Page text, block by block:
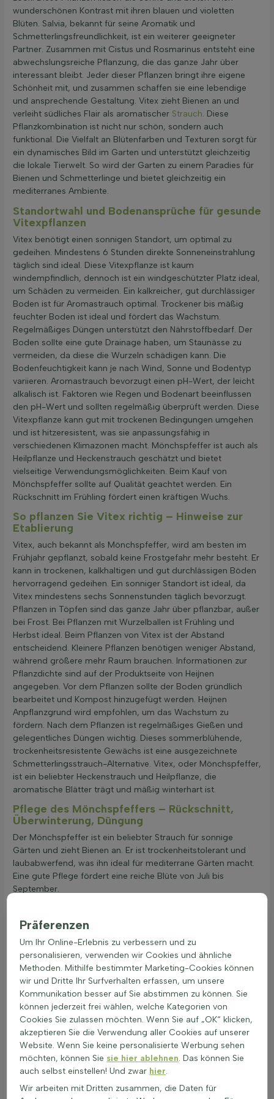
wunderschönen Kontrast mit ihren blauen und violetten
Blüten. Salvia, bekannt für seine Aromatik und
Schmetterlingsfreundlichkeit, ist ein weiterer geeigneter
Partner. Zusammen mit Cistus und Rosmarinus entsteht eine
abwechslungsreiche Pflanzung, die das ganze Jahr über
interessant bleibt. Jeder dieser Pflanzen bringt ihre eigene
Schönheit mit, und zusammen schaffen sie eine lebendige
und ansprechende Gestaltung. Vitex zieht Bienen an und
verleiht südliches Flair als aromatischer Strauch. Diese
Pflanzkombination ist nicht nur schön, sondern auch
funktional. Die Vielfalt an Blütenfarben und Texturen sorgt für
ein dynamisches Bild im Garten und unterstützt gleichzeitig
die lokale Tierwelt. So wird der Garten zu einem Paradies für
Bienen und Schmetterlinge und bietet gleichzeitig ein
mediterranes Ambiente.
Standortwahl und Bodenansprüche für gesunde
Vitexpflanzen
Vitex benötigt einen sonnigen Standort, um optimal zu
gedeihen. Mindestens 6 Stunden direkte Sonneneinstrahlung
täglich sind ideal. Diese Vitexpflanze ist kaum
windempfindlich, dennoch ist ein windgeschützter Platz ideal,
um Schäden zu vermeiden. Ein kalkreicher, gut durchlässiger
Boden ist für Aromastrauch optimal. Trockener bis mäßig
feuchter Boden ist ideal und fördert das Wachstum.
Regelmäßiges Düngen unterstützt den Nährstoffbedarf. Der
Boden sollte eine gute Drainage haben, um Staunässe zu
vermeiden, da diese die Wurzeln schädigen kann. Die
Bodenfeuchtigkeit kann je nach Wind, Sonne und Bodentyp
variieren. Aromastrauch bevorzugt einen pH-Wert, der leicht
alkalisch ist. Faktoren wie Regen und Bodenart beeinflussen
den pH-Wert und sollten regelmäßig überprüft werden. Diese
Vitexpflanze kann gut mit trockenen Bedingungen umgehen
und ist hitzeresistent, was sie anpassungsfähig in
verschiedenen Klimazonen macht. Mönchspfeffer ist auch als
Heilpflanze und Heckenstrauch geschätzt und bietet
vielseitige Verwendungsmöglichkeiten. Beim Kauf von
Mönchspfeffer sollte auf Qualität geachtet werden. Ein
Rückschnitt im Frühling fördert einen kräftigen Wuchs.
So pflanzen Sie Vitex richtig – Hinweise zur
Etablierung
Vitex, auch bekannt als Mönchspfeffer, wird am besten im
Frühjahr gepflanzt, sobald keine Frostgefahr mehr besteht. Er
kann in trockenen, kalkhaltigen und gut durchlässigen Böden
hervorragend gedeihen. Ein sonniger Standort ist ideal, da
Vitex mindestens sechs Sonnenstunden täglich bevorzugt.
Pflanzen in Töpfen sind das ganze Jahr über pflanzbar, außer
bei Frost. Bei Pflanzen mit Wurzelballen ist Frühling und
Herbst ideal. Beim Pflanzen von Vitex ist der Abstand
entscheidend. Kleinere Pflanzen benötigen weniger Abstand,
während größere mehr Raum brauchen. Informationen zur
Pflanzdichte sind auf der Produktseite von Heijnen
angegeben. Vor dem Pflanzen sollte der Boden gründlich
bearbeitet und Kompost hinzugefügt werden. Heijnen
Anpflanzgrund wird empfohlen, um das Wachstum zu
fördern. Nach dem Pflanzen ist regelmäßiges Gießen und
gelegentliches Düngen wichtig. Dieses sommerblühende,
trockenheitsresistente Gewächs ist eine ausgezeichnete
Schmetterlingsstrauch-Alternative. Vitex, oder Mönchspfeffer,
ist ein beliebter Heckenstrauch und Heilpflanze, die
aromatische Blätter trägt und mäßig winterhart ist.
Pflege des Mönchspfeffers – Rückschnitt,
Überwinterung, Düngung
Der Mönchspfeffer ist ein beliebter Strauch für sonnige
Gärten und zieht Bienen an. Er ist trockenheitstolerant und
laubabwerfend, was ihn ideal für mediterrane Gärten macht.
Eine gute Pflege fördert eine reiche Blüte von Juli bis
September.
Wachstum.
Gut durchlässiger Boden unterstützt die Pflanze,
Staunässe vermeiden.
Im Frühjahr stark zurückschneiden (10–20 cm), um die
Blüte zu fördern.
Regelmäßige Düngung im Frühjahr, um den Boden zu
verbessern. Verwenden Sie einen ausgewogenen Dünger.
Im Sommer mäßig gießen, bei Trockenheit öfter. Die
Erde sollte leicht austrocknen zwischen den
Wassergaben.
Teilen nicht zutreffend für diese Gattung.
Im Winter Pflanzenschutz bieten, bei starkem Frost mit
Vlies abdecken.
Verpflanzung im Frühjahr oder Herbst ist möglich,
Präferenzen
Um Ihr Online-Erlebnis zu verbessern und zu
personalisieren, verwenden wir Cookies und ähnliche
Methoden. Mithilfe bestimmter Marketing-Cookies können
wir und Dritte Ihr Surfverhalten erfassen, um unsere
Kommunikation besser auf Sie abstimmen zu können. Sie
können jederzeit frei wählen, welche Kategorien von
Cookies Sie zulassen möchten. Wenn Sie auf „OK“ klicken,
akzeptieren Sie die Verwendung aller Cookies auf unserer
Website. Wenn Sie keine personalisierte Werbung sehen
möchten, können Sie sie hier ablehnen. Das können Sie
auch selbst einstellen! Und zwar hier.
Wir arbeiten mit Dritten zusammen, die Daten für